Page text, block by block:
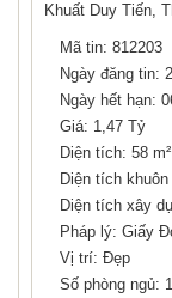
Khuất Duy Tiến,
Mã tin: 812203
Ngày đăng tin:
Ngày hết hạn:
Giá: 1,47 Tỷ
Diện tích: 58 m²
Diện tích khuôn
Diện tích xây
Pháp lý: Giấy
Vị trí: Đẹp
Số phòng ngủ: 1